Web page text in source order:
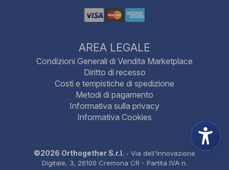
AREA LEGALE
Condizioni Generali di Vendita Marketplace
Diritto di recesso
Costi e tempistiche di spedizione
Metodi di pagamento
Informativa sulla privacy
Informativa Cookies
©2026 Orthogether S.r.l. - Via dell'Innovazione
Digitale, 3, 26100 Cremona CR - Partita IVA n.